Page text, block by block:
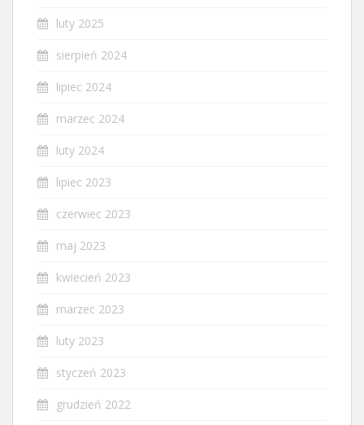
luty 2025
sierpień 2024
lipiec 2024
marzec 2024
luty 2024
lipiec 2023
czerwiec 2023
maj 2023
kwiecień 2023
marzec 2023
luty 2023
styczeń 2023
grudzień 2022